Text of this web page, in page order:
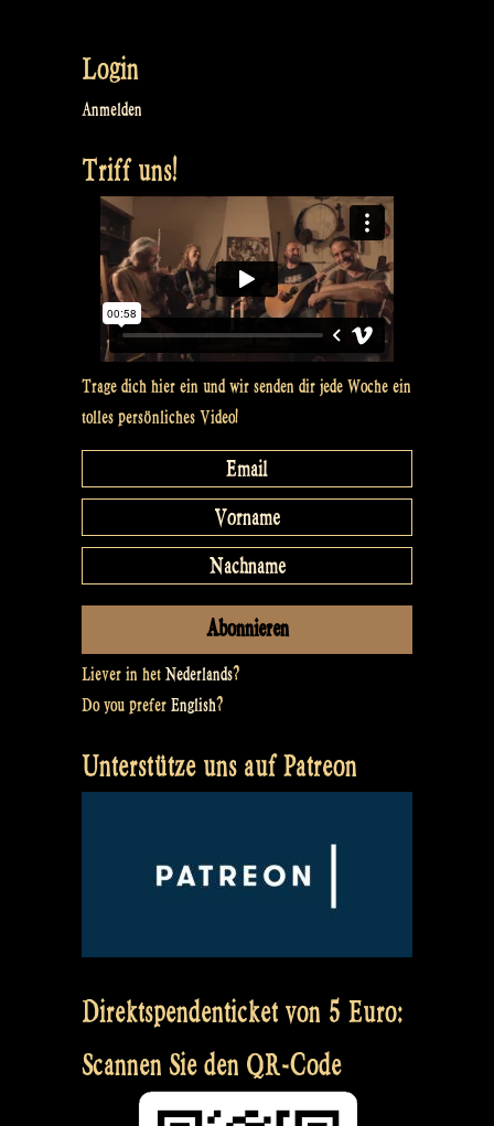
@
Balver
Irish
folk
Celtic
Music
Festival“
Login
Anmelden
Triff uns!
Trage dich hier ein und wir senden dir jede Woche ein
tolles persönliches Video!
Liever in het Nederlands?
Do you prefer English?
Unterstütze uns auf Patreon
Direktspendenticket von 5 Euro:
Scannen Sie den QR-Code